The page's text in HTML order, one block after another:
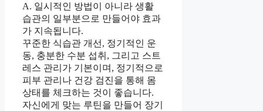
A. 일시적인 방법이 아니라 생활
습관의 일부분으로 만들어야 효과
가 지속됩니다.
꾸준한 식습관 개선, 정기적인 운
동, 충분한 수분 섭취, 그리고 스트
레스 관리가 기본이며, 정기적으로
피부 관리나 건강 검진을 통해 몸
상태를 체크하는 것이 좋습니다.
자신에게 맞는 루틴을 만들어 장기